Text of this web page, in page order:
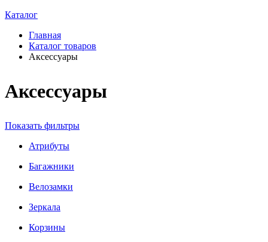
Каталог
Главная
Каталог товаров
Аксессуары
Аксессуары
Показать фильтры
Атрибуты
Багажники
Велозамки
Зеркала
Корзины